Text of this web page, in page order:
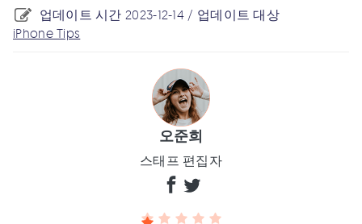
업데이트 시간 2023-12-14 / 업데이트 대상
iPhone Tips
오준희
스태프 편집자